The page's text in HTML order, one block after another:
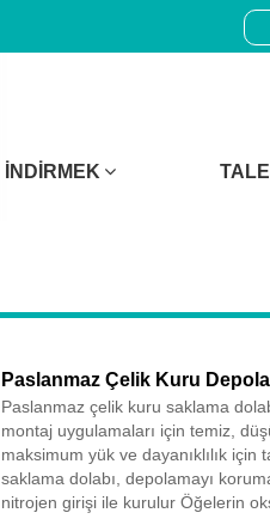
İNDIRMEK
Paslanmaz Çelik Kuru
Paslanmaz çelik kuru saklama
montaj uygulamaları için temiz,
maksimum yük ve dayanıklılık için
saklama dolabı, depolamayı
nitrojen girişi ile kurulur Öğelerin